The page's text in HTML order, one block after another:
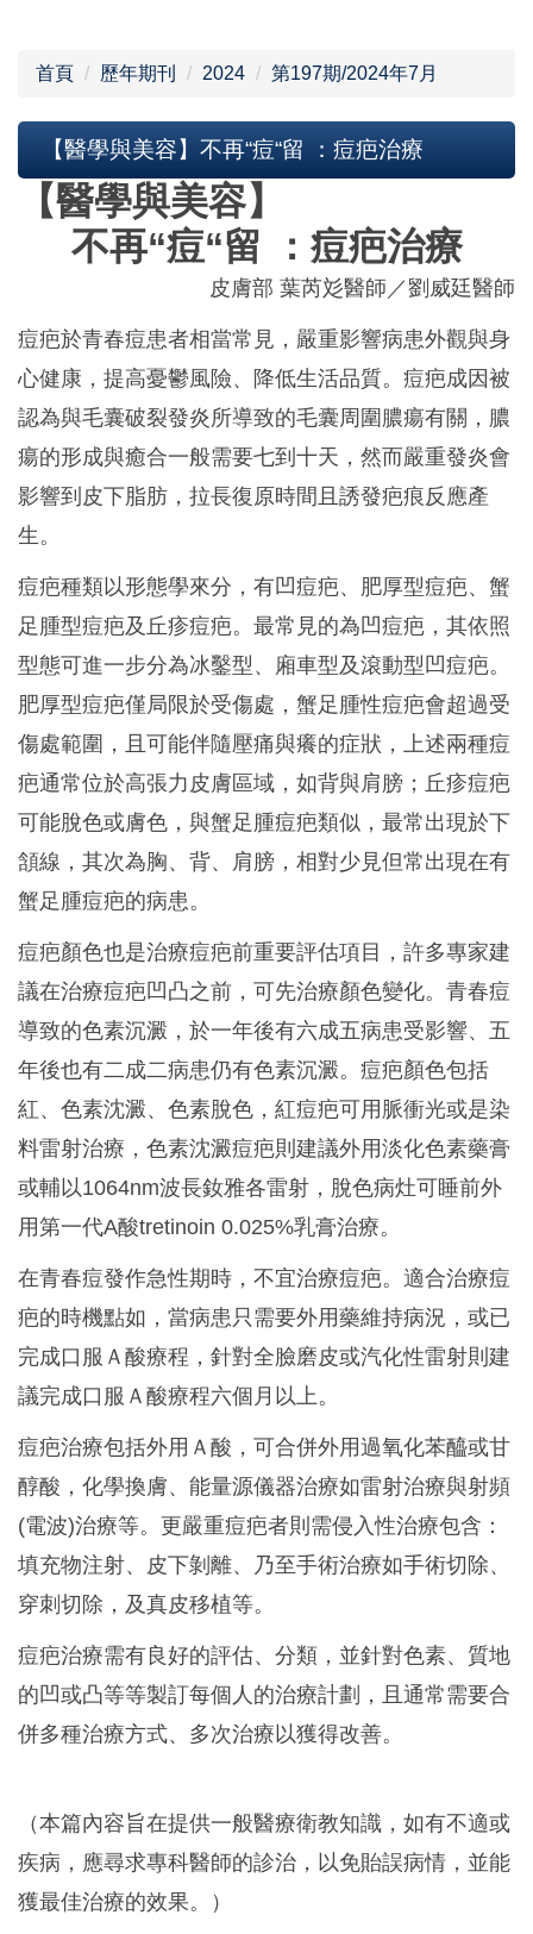
首頁 歷年期刊 2024 第197期/2024年7月
【醫學與美容】不再“痘“留 ：痘疤治療
【醫學與美容】
不再“痘“留 ：痘疤治療
皮膚部 葉芮彣醫師／劉威廷醫師
痘疤於青春痘患者相當常見，嚴重影響病患外觀與身
心健康，提高憂鬱風險、降低生活品質。痘疤成因被
認為與毛囊破裂發炎所導致的毛囊周圍膿瘍有關，膿
瘍的形成與癒合一般需要七到十天，然而嚴重發炎會
影響到皮下脂肪，拉長復原時間且誘發疤痕反應產
生。
痘疤種類以形態學來分，有凹痘疤、肥厚型痘疤、蟹
足腫型痘疤及丘疹痘疤。最常見的為凹痘疤，其依照
型態可進一步分為冰鑿型、廂車型及滾動型凹痘疤。
肥厚型痘疤僅局限於受傷處，蟹足腫性痘疤會超過受
傷處範圍，且可能伴隨壓痛與癢的症狀，上述兩種痘
疤通常位於高張力皮膚區域，如背與肩膀；丘疹痘疤
可能脫色或膚色，與蟹足腫痘疤類似，最常出現於下
頷線，其次為胸、背、肩膀，相對少見但常出現在有
蟹足腫痘疤的病患。
痘疤顏色也是治療痘疤前重要評估項目，許多專家建
議在治療痘疤凹凸之前，可先治療顏色變化。青春痘
導致的色素沉澱，於一年後有六成五病患受影響、五
年後也有二成二病患仍有色素沉澱。痘疤顏色包括
紅、色素沈澱、色素脫色，紅痘疤可用脈衝光或是染
料雷射治療，色素沈澱痘疤則建議外用淡化色素藥膏
或輔以1064nm波長釹雅各雷射，脫色病灶可睡前外
用第一代A酸tretinoin 0.025%乳膏治療。
在青春痘發作急性期時，不宜治療痘疤。適合治療痘
疤的時機點如，當病患只需要外用藥維持病況，或已
完成口服Ａ酸療程，針對全臉磨皮或汽化性雷射則建
議完成口服Ａ酸療程六個月以上。
痘疤治療包括外用Ａ酸，可合併外用過氧化苯醯或甘
醇酸，化學換膚、能量源儀器治療如雷射治療與射頻
(電波)治療等。更嚴重痘疤者則需侵入性治療包含：
填充物注射、皮下剝離、乃至手術治療如手術切除、
穿刺切除，及真皮移植等。
痘疤治療需有良好的評估、分類，並針對色素、質地
的凹或凸等等製訂每個人的治療計劃，且通常需要合
併多種治療方式、多次治療以獲得改善。
（本篇內容旨在提供一般醫療衛教知識，如有不適或
疾病，應尋求專科醫師的診治，以免貽誤病情，並能
獲最佳治療的效果。）